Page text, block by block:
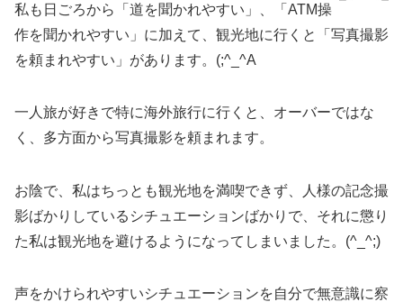
私も日ごろから「道を聞かれやすい」、「ATM操
作を聞かれやすい」に加えて、観光地に行くと「写真撮影
を頼まれやすい」があります。(;^_^A
一人旅が好きで特に海外旅行に行くと、オーバーではな
く、多方面から写真撮影を頼まれます。
お陰で、私はちっとも観光地を満喫できず、人様の記念撮
影ばかりしているシチュエーションばかりで、それに懲り
た私は観光地を避けるようになってしまいました。(^_^;)
声をかけられやすいシチュエーションを自分で無意識に察